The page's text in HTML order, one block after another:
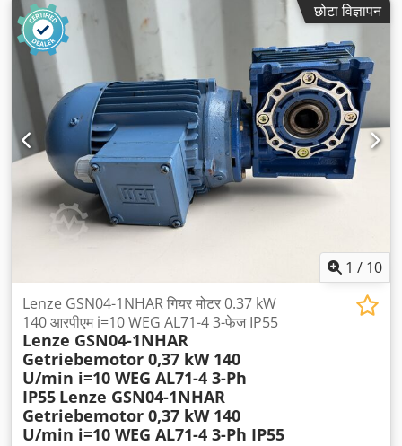
छोटा विज्ञापन
1 / 10
Lenze GSN04-1NHAR गियर मोटर 0.37 kW
140 आरपीएम i=10 WEG AL71-4 3-फेज IP55
Lenze GSN04-1NHAR
Getriebemotor 0,37 kW 140
U/min i=10 WEG AL71-4 3-Ph
IP55 Lenze GSN04-1NHAR
Getriebemotor 0,37 kW 140
U/min i=10 WEG AL71-4 3-Ph IP55